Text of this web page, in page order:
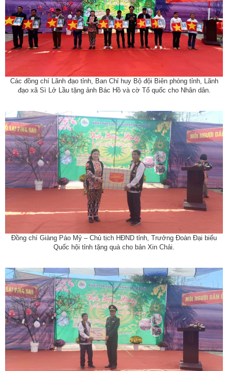
Các đồng chí Lãnh đạo tỉnh, Ban Chỉ huy Bộ đội Biên phòng tỉnh, Lãnh
đạo xã Sì Lở Lầu tặng ảnh Bác Hồ và cờ Tổ quốc cho Nhân dân.
Đồng chí Giàng Páo Mỷ – Chủ tịch HĐND tỉnh, Trưởng Đoàn Đại biểu
Quốc hội tỉnh tặng quà cho bản Xin Chải.